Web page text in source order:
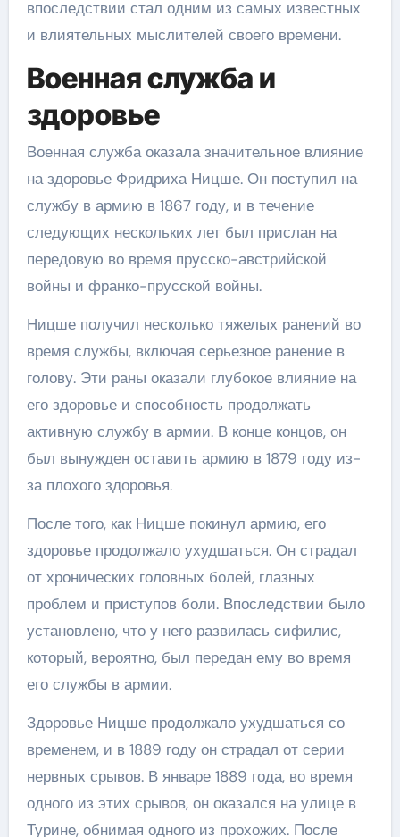
впоследствии стал одним из самых известных
и влиятельных мыслителей своего времени.
Военная служба и
здоровье
Военная служба оказала значительное влияние
на здоровье Фридриха Ницше. Он поступил на
службу в армию в 1867 году, и в течение
следующих нескольких лет был прислан на
передовую во время прусско-австрийской
войны и франко-прусской войны.
Ницше получил несколько тяжелых ранений во
время службы, включая серьезное ранение в
голову. Эти раны оказали глубокое влияние на
его здоровье и способность продолжать
активную службу в армии. В конце концов, он
был вынужден оставить армию в 1879 году из-
за плохого здоровья.
После того, как Ницше покинул армию, его
здоровье продолжало ухудшаться. Он страдал
от хронических головных болей, глазных
проблем и приступов боли. Впоследствии было
установлено, что у него развилась сифилис,
который, вероятно, был передан ему во время
его службы в армии.
Здоровье Ницше продолжало ухудшаться со
временем, и в 1889 году он страдал от серии
нервных срывов. В январе 1889 года, во время
одного из этих срывов, он оказался на улице в
Турине, обнимая одного из прохожих. После